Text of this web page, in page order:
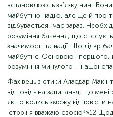
встановлюють зв'язку нині.
майбутню надію, але ще й про
відбувається, має зараз.
розуміння бачення, що
значимості та надії. Що лідер
майбутнє. Основою і першого,
розуміння минулого – нашої
Фахівець з етики Аласдар
відповідь на запитання, що
якщо колись зможу відповісти
історії я вважаю своєю?»12